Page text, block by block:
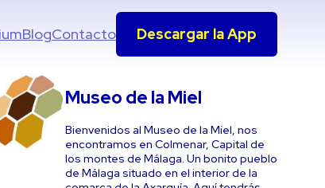
BlogContacto Descargar la App
Museo de la Miel
Bienvenidos al Museo de la Miel, nos
encontramos en Colmenar, Capital de
los montes de Málaga. Un bonito pueblo
de Málaga situado en el interior de la